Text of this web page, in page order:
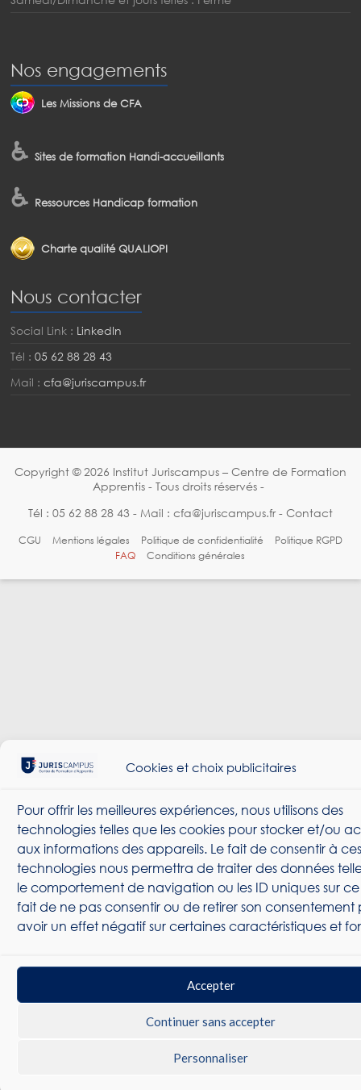
Cookies et choix publicitaires
Pour offrir les meilleures expériences, nous utilisons des
technologies telles que les cookies pour stocker et/ou
aux informations des appareils. Le fait de consentir à ces
technologies nous permettra de traiter des données
le comportement de navigation ou les ID uniques sur ce
fait de ne pas consentir ou de retirer son consentement
avoir un effet négatif sur certaines caractéristiques et
Accepter
Continuer sans accepter
Personnaliser
Nos engagements
Les Missions de CFA
♿ Sites de formation Handi-accueillants
♿ Ressources Handicap formation
Charte qualité QUALIOPI
Nous contacter
Social Link : LinkedIn
Tél :05 62 88 28 43
Mail : cfa@juriscampus.fr
Copyright © 2026 Institut Juriscampus – Centre de Formation
Apprentis - Tous droits réservés -
Tél : 05 62 88 28 43 - Mail : cfa@juriscampus.fr- Contact
CGU Mentions légales Politique de confidentialité
Politique RGPD
FAQ
Conditions générales